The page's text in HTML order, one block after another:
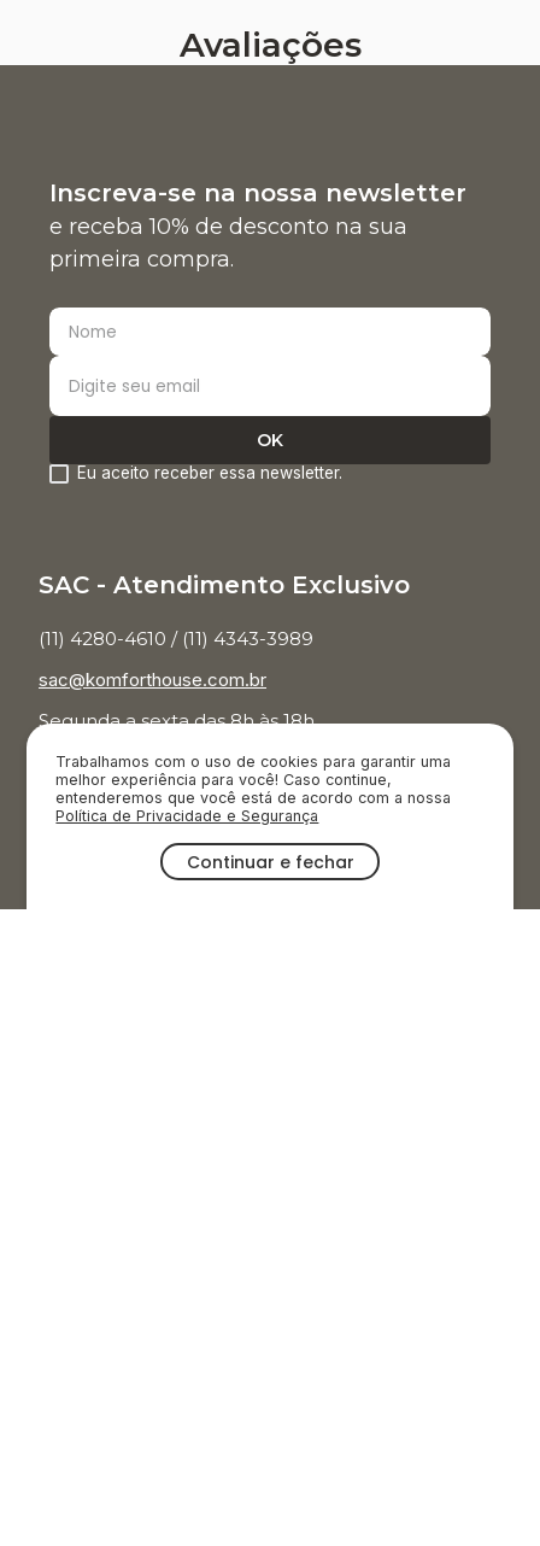
Trabalhamos com o uso de cookies para garantir uma
melhor experiência para você! Caso continue,
entenderemos que você está de acordo com a nossa
Política de Privacidade e Segurança
Continuar e fechar
Avaliações
Inscreva-se na nossa newsletter
e receba 10% de desconto na sua
primeira compra.
Eu aceito receber essa newsletter.
SAC - Atendimento Exclusivo
(11) 4280-4610 / (11) 4343-3989
sac@komforthouse.com.br
Segunda a sexta das 8h às 18h.
Televendas
(11) 3854-7001
Segunda a sábado das 9h às 20h.